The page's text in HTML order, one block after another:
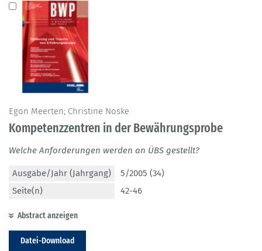
Egon Meerten; Christine Noske
Kompetenzzentren in der Bewährungsprobe
Welche Anforderungen werden an ÜBS gestellt?
Ausgabe/Jahr (Jahrgang)
5/2005 (34)
Seite(n)
42-46
Abstract anzeigen
Datei-Download